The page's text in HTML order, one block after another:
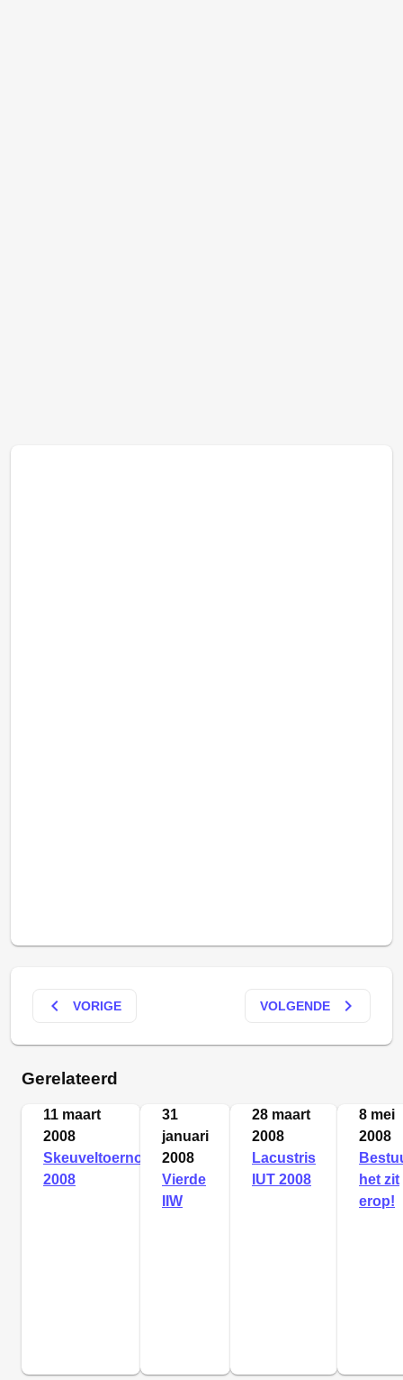
keyboard_arrow_left VORIGE VOLGENDE keyboard_arrow_right
Gerelateerd
11 maart
2008
Skeuveltoernooi
2008
31
januari
2008
Vierde
IIW
28 maart
2008
Lacustris
IUT 2008
8 mei
2008
het zit
erop!